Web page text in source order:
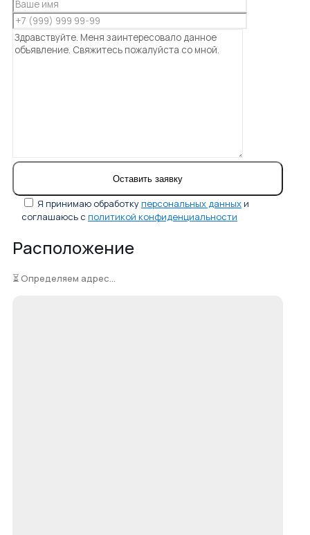
Я принимаю обработкуперсональных данных и
соглашаюсь с политикой конфиденциальности
Расположение
⏳ Определяем адрес...